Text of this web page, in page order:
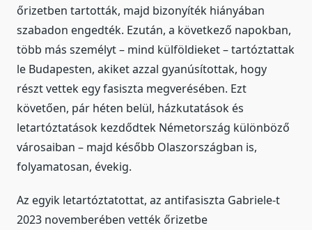
őrizetben tartották, majd bizonyíték hiányában
szabadon engedték. Ezután, a következő napokban,
több más személyt – mind külföldieket – tartóztattak
le Budapesten, akiket azzal gyanúsítottak, hogy
részt vettek egy fasiszta megverésében. Ezt
követően, pár héten belül, házkutatások és
letartóztatások kezdődtek Németország különböző
városaiban – majd később Olaszországban is,
folyamatosan, évekig.
Az egyik letartóztatottat, az antifasiszta Gabriele-t
2023 novemberében vették őrizetbe